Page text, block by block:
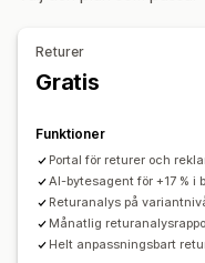
Automatiska
Anpassade policyer
SMS-aviseringar
Återbetalningshantering
Kundblockeringslista
Taggning
Kundaviseringar
Rapporter
Returer
Gratis
Funktioner
Portal för returer och
AI-bytesagent för +17 % i
Returanalys på
Månatlig
Helt anpassningsbart